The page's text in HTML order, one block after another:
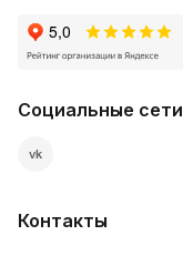
Социальные сети
vk
Контакты